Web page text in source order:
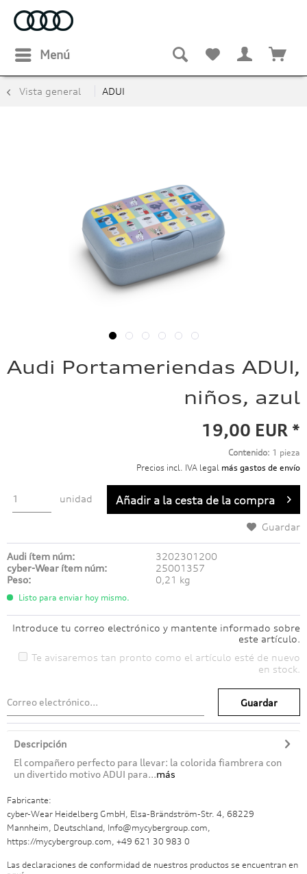
Menú
Vista general ADUI
Audi Portameriendas ADUI,
niños, azul
19,00 EUR *
Contenido: 1 pieza
Precios incl. IVA legal más gastos de envío
unidad Añadir a la cesta de la compra
Guardar
Audi ítem núm:
3202301200
cyber-Wear ítem núm:
25001357
Peso:
0,21 kg
Listo para enviar hoy mismo.
Introduce tu correo electrónico y mantente informado sobre
este artículo.
Te avisaremos tan pronto como el artículo esté de nuevo
en stock.
Guardar
Descripción
El compañero perfecto para llevar: la colorida fiambrera con
un divertido motivo ADUI para...más
Fabricante:
cyber-Wear Heidelberg GmbH, Elsa-Brändström-Str. 4, 68229
Mannheim, Deutschland, Info@mycybergroup.com,
https://mycybergroup.com, +49 621 30 983 0
Las declaraciones de conformidad de nuestros productos se encuentran en